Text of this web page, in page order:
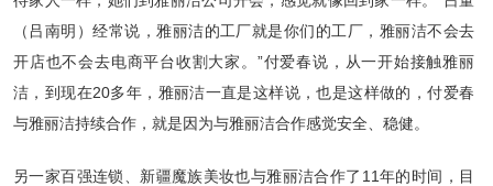
（吕南明）经常说，雅丽洁的工厂就是你们的工厂，雅丽洁不会去
开店也不会去电商平台收割大家。”付爱春说，从一开始接触雅丽
洁，到现在20多年，雅丽洁一直是这样说，也是这样做的，付爱春
与雅丽洁持续合作，就是因为与雅丽洁合作感觉安全、稳健。
另一家百强连锁、新疆魔族美妆也与雅丽洁合作了11年的时间，目